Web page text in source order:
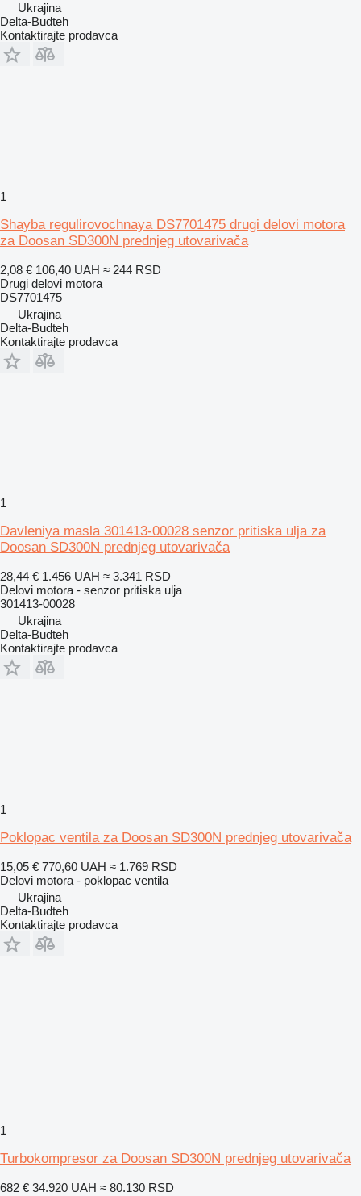
Ukrajina
Delta-Budteh
Kontaktirajte prodavca
1
Shayba regulirovochnaya DS7701475 drugi delovi motora
za Doosan SD300N prednjeg utovarivača
2,08 € 106,40 UAH ≈ 244 RSD
Drugi delovi motora
DS7701475
Ukrajina
Delta-Budteh
Kontaktirajte prodavca
1
Davleniya masla 301413-00028 senzor pritiska ulja za
Doosan SD300N prednjeg utovarivača
28,44 € 1.456 UAH ≈ 3.341 RSD
Delovi motora - senzor pritiska ulja
301413-00028
Ukrajina
Delta-Budteh
Kontaktirajte prodavca
1
Poklopac ventila za Doosan SD300N prednjeg utovarivača
15,05 € 770,60 UAH ≈ 1.769 RSD
Delovi motora - poklopac ventila
Ukrajina
Delta-Budteh
Kontaktirajte prodavca
1
Turbokompresor za Doosan SD300N prednjeg utovarivača
682 € 34.920 UAH ≈ 80.130 RSD